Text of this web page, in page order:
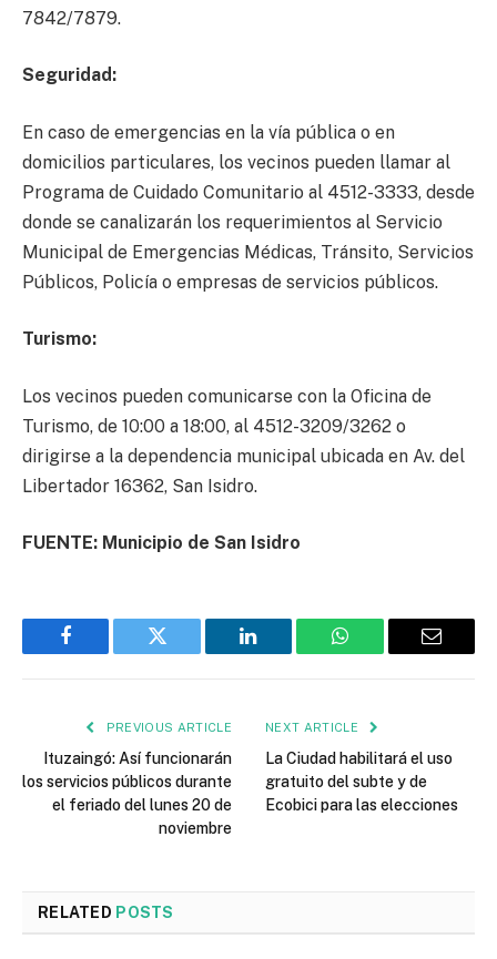
7842/7879.
Seguridad:
En caso de emergencias en la vía pública o en
domicilios particulares, los vecinos pueden llamar al
Programa de Cuidado Comunitario al 4512-3333, desde
donde se canalizarán los requerimientos al Servicio
Municipal de Emergencias Médicas, Tránsito, Servicios
Públicos, Policía o empresas de servicios públicos.
Turismo:
Los vecinos pueden comunicarse con la Oficina de
Turismo, de 10:00 a 18:00, al 4512-3209/3262 o
dirigirse a la dependencia municipal ubicada en Av. del
Libertador 16362, San Isidro.
FUENTE: Municipio de San Isidro
Facebook Twitter LinkedIn WhatsApp Email
PREVIOUS ARTICLE
Ituzaingó: Así funcionarán
los servicios públicos durante
el feriado del lunes 20 de
noviembre
NEXT ARTICLE
La Ciudad habilitará el uso
gratuito del subte y de
Ecobici para las elecciones
RELATED POSTS